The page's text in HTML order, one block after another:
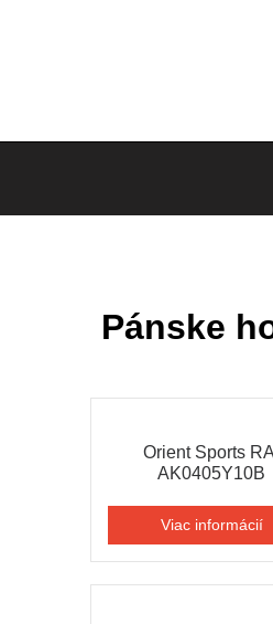
Pánske
Orient Sports
AK0405Y10В
Viac informácií